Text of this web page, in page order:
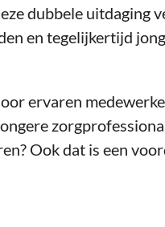
dubbele uitdaging
en tegelijkertijd
ervaren
Ook dat is een